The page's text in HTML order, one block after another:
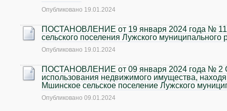
Опубликовано 19.01.2024
ПОСТАНОВЛЕНИЕ от 19 января 2024 года № 11
сельского поселения Лужского муниципального
Опубликовано 19.01.2024
ПОСТАНОВЛЕНИЕ от 09 января 2024 года № 2
использования недвижимого имущества,
Мшинское сельское поселение Лужского
Опубликовано 09.01.2024